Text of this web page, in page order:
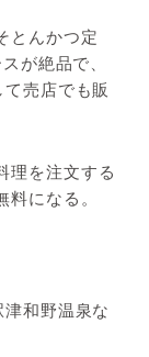
とんかつ定
が絶品で、
売店でも販
理を注文する
になる。
和野温泉な